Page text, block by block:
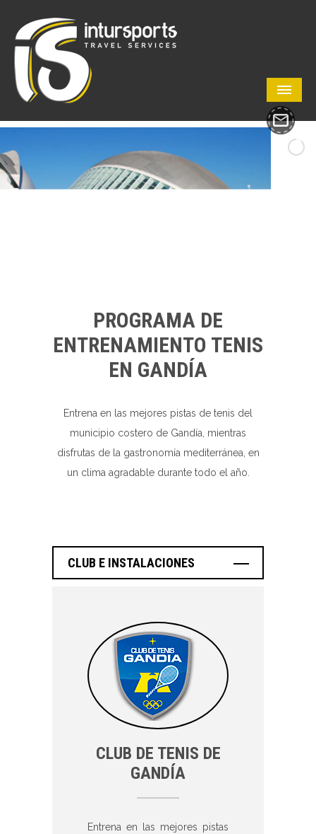
PROGRAMA DE
ENTRENAMIENTO TENIS
EN GANDÍA
Entrena en las mejores pistas de tenis del
municipio costero de Gandía, mientras
disfrutas de la gastronomía mediterránea, en
un clima agradable durante todo el año.
CLUB E INSTALACIONES
CLUB DE TENIS DE
GANDÍA
Entrena en las mejores pistas